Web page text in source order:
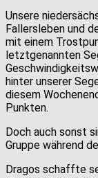
Unsere
Fallersleben und
mit einem
letztgenannten
hinter unserer
diesem
Punkten.
Doch auch sonst
Gruppe während
Dragos schaffte